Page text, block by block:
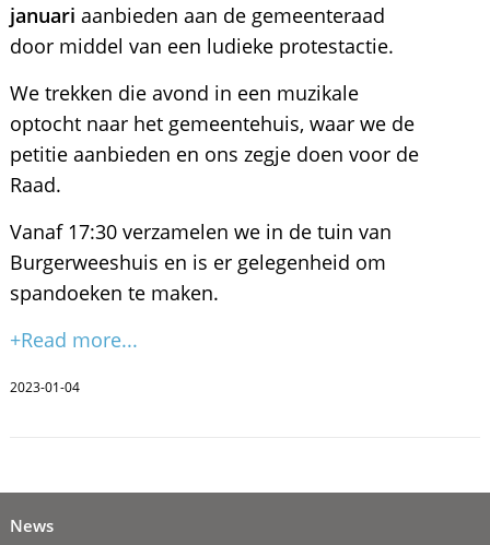
januari aanbieden aan de gemeenteraad
door middel van een ludieke protestactie.
We trekken die avond in een muzikale
optocht naar het gemeentehuis, waar we de
petitie aanbieden en ons zegje doen voor de
Raad.
Vanaf 17:30 verzamelen we in de tuin van
Burgerweeshuis en is er gelegenheid om
spandoeken te maken.
+Read more...
2023-01-04
News